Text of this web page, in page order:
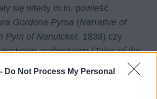
Do Not Process My Personal
się wtedy m.in. powieść
Gordona Pyma (Narrative of
Pym of Nanutcket, 1838) czy
arabeskowe(Tales of the
1839). W 1842 roku
żona, co wzmocniło tylko